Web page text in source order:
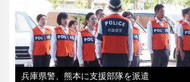
兵庫県警、熊本に支援部隊を派遣